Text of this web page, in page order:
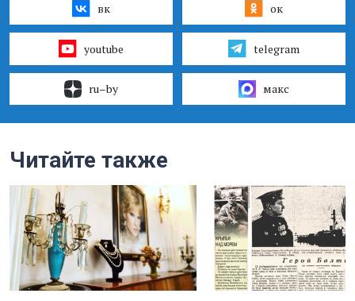
вк ок
youtube telegram
ru–by макс
Читайте также